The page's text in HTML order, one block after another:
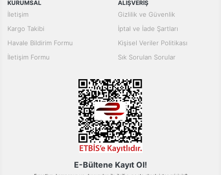
Ürün resmi kalitesiz, bozuk veya görüntülenemiyor.
Ürün fiyatı diğer sitelerden daha pahalı.
Bu ürüne benzer farklı alternatifler olmalı.
Gönder
KURUMSAL
İletişim
Kargo Takibi
Havale Bildirim Formu
İletişim Formu
ALIŞVERİŞ
Gizlilik ve Güvenlik
İptal ve İade Şartları
Kişisel Veriler Politikası
Sık Sorulan Sorular
E-Bültene Kayıt Ol!